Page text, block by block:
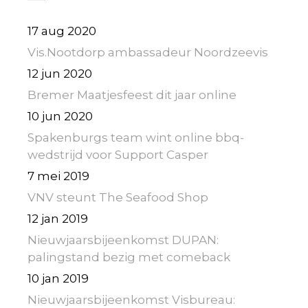
17 aug 2020
Vis.Nootdorp ambassadeur Noordzeevis
12 jun 2020
Bremer Maatjesfeest dit jaar online
10 jun 2020
Spakenburgs team wint online bbq-
wedstrijd voor Support Casper
7 mei 2019
VNV steunt The Seafood Shop
12 jan 2019
Nieuwjaarsbijeenkomst DUPAN:
palingstand bezig met comeback
10 jan 2019
Nieuwjaarsbijeenkomst Visbureau: